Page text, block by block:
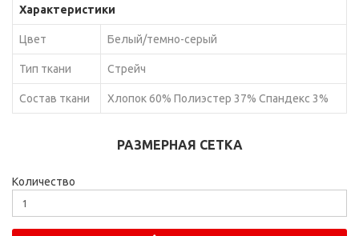
Характеристики
Цвет Белый/темно-серый
Тип ткани Стрейч
Состав ткани Хлопок 60% Полиэстер 37% Спандекс 3%
РАЗМЕРНАЯ СЕТКА
Количество